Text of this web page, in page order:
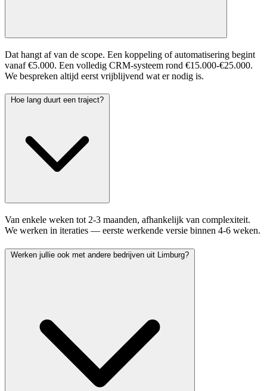
Dat hangt af van de scope. Een koppeling of automatisering begint
vanaf €5.000. Een volledig CRM-systeem rond €15.000-€25.000.
We bespreken altijd eerst vrijblijvend wat er nodig is.
Hoe lang duurt een traject?
Van enkele weken tot 2-3 maanden, afhankelijk van complexiteit.
We werken in iteraties — eerste werkende versie binnen 4-6 weken.
Werken jullie ook met andere bedrijven uit Limburg?